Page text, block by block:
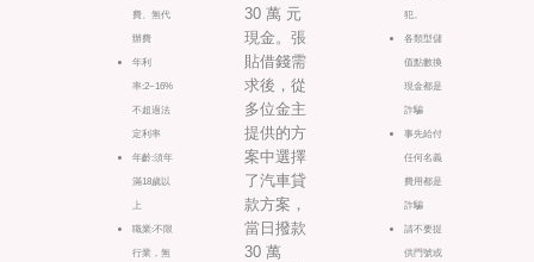
費、無代
辦費
年利
率:2~16%
不超過法
定利率
年齡:須年
滿18歲以
上
職業:不限
行業，無
30 萬 元
現金。張
貼借錢需
求後，從
多位金主
提供的方
案中選擇
了汽車貸
款方案，
當日撥款
30 萬
犯。
各類型儲
值點數換
現金都是
詐騙
事先給付
任何名義
費用都是
詐騙
請不要提
供門號或